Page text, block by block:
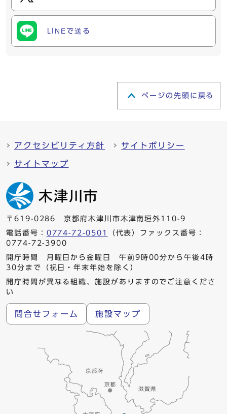
LINEで送る
ページの先頭に戻る
アクセシビリティ方針 サイトポリシー
サイトマップ
〒619-0286 京都府木津川市木津南垣外110-9
電話番号： 0774-72-0501
（代表）ファックス番号：
0774-72-3900
開庁時間 月曜日から金曜日 午前9時00分から午後4時
30分まで（祝日・年末年始を除く）
開庁時間が異なる組織、施設がありますのでご注意くださ
い
問合せフォーム 施設マップ